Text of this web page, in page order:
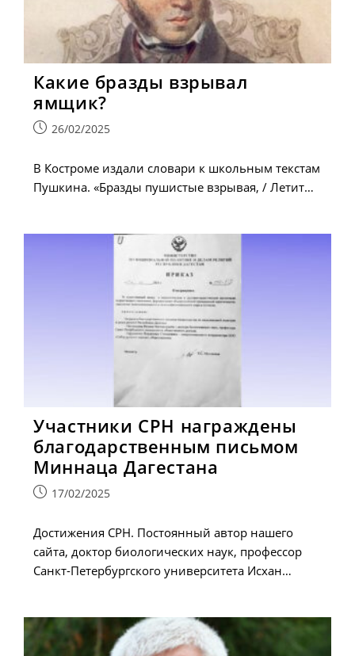
Какие бразды взрывал
ямщик?
Запись26/02/2025
В Костроме издали словари к школьным текстам
Пушкина. «Бразды пушистые взрывая, / Летит…
Участники СРН награждены
благодарственным письмом
Миннаца Дагестана
Запись17/02/2025
Достижения СРН. Постоянный автор нашего
сайта, доктор биологических наук, профессор
Санкт-Петербургского университета Исхан…